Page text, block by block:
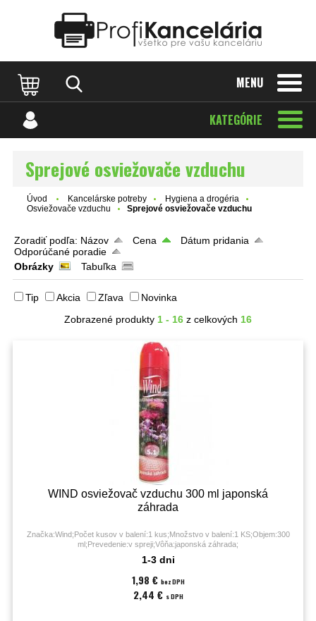
MENU
KATEGÓRIE
Sprejové osviežovače vzduchu
Úvod Kancelárske potreby
Hygiena a drogéria
Osviežovače vzduchu
Sprejové osviežovače vzduchu
Zoradiť podľa: Názov Cena
Dátum pridania
Odporúčané poradie
Obrázky
Tabuľka
Tip Akcia Zľava
Novinka
Zobrazené produkty 1 - 16 z celkových 16
WIND osviežovač vzduchu 300 ml japonská
záhrada
Značka:Wind;Počet kusov v balení:1 kus;Množstvo v balení:1 KS;Objem:300
ml;Prevedenie:v spreji;Vôňa:japonská záhrada;
1-3 dni
1,98 € bez DPH
2,44 € s DPH
Katalóg internetových stránok Designed by Rawpixel.com